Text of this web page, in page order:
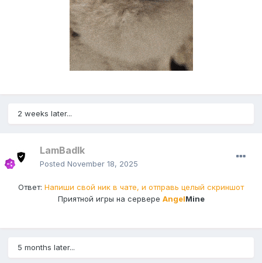
2 weeks later...
LamBadIk
Posted November 18, 2025
Ответ: Напиши свой ник в чате, и отправь целый скриншот
Приятной игры на сервере AngelMine
5 months later...